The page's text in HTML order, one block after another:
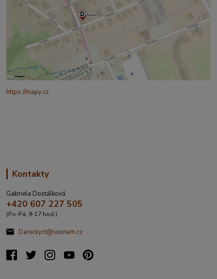
https://mapy.cz
Kontakty
Gabriela Dostálková
+420 607 227 505
(Po-Pá, 9-17 hod.)
Dareckyct@seznam.cz